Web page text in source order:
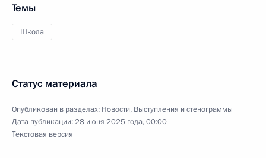
Темы
Школа
Статус материала
Опубликован в разделах: Новости, Выступления и стенограммы
Дата публикации:28 июня 2025 года, 00:00
Текстовая версия